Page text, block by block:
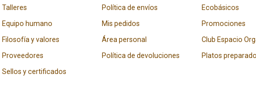
Talleres
Equipo humano
Filosofía y valores
Proveedores
Sellos y certificados
Política de envíos
Mis pedidos
Área personal
Política de devoluciones
Ecobásicos
Promociones
Club Espacio
Platos